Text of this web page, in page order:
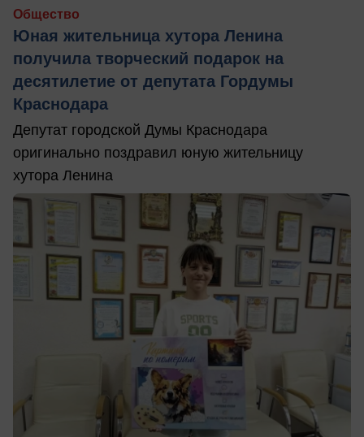
Общество
Юная жительница хутора Ленина
получила творческий подарок на
десятилетие от депутата Гордумы
Краснодара
Депутат городской Думы Краснодара
оригинально поздравил юную жительницу
хутора Ленина